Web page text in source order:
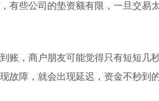
有些公司的垫资额有限，一旦交易
账，商户朋友可能觉得只有短短几
故障，就会出现延迟，资金不秒到